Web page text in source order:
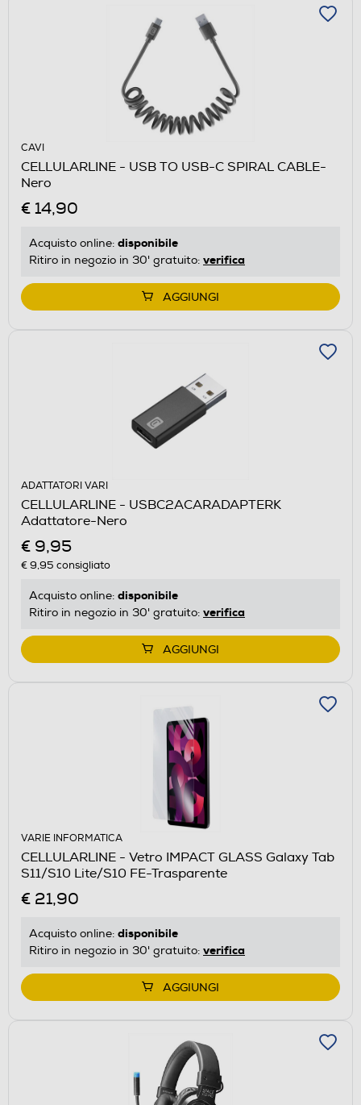
CAVI
CELLULARLINE - USB TO USB-C SPIRAL CABLE-
Nero
€ 14,90
Acquisto online: disponibile
Ritiro in negozio in 30' gratuito: verifica
AGGIUNGI
ADATTATORI VARI
CELLULARLINE - USBC2ACARADAPTERK
Adattatore-Nero
€ 9,95
€ 9,95 consigliato
Acquisto online: disponibile
Ritiro in negozio in 30' gratuito: verifica
AGGIUNGI
VARIE INFORMATICA
CELLULARLINE - Vetro IMPACT GLASS Galaxy Tab
S11/S10 Lite/S10 FE-Trasparente
€ 21,90
Acquisto online: disponibile
Ritiro in negozio in 30' gratuito: verifica
AGGIUNGI